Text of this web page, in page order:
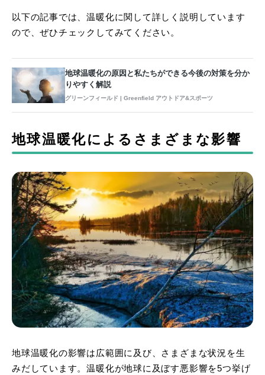
以下の記事では、温暖化に関して詳しく説明しています
ので、ぜひチェックしてみてください。
地球温暖化の原因と私たちができる今後の対策を分か
りやすく解説
グリーンフィールド | Greenfield アウトドア&スポーツ
地球温暖化によるさまざまな影響
地球温暖化の影響は広範囲に及び、さまざまな状況を生
みだしています。温暖化が地球に及ぼす悪影響を5つ挙げ